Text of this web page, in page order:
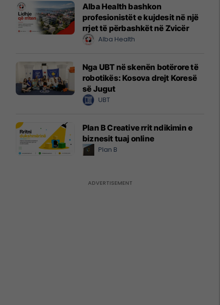
Alba Health bashkon
profesionistët e kujdesit në një
rrjet të përbashkët në Zvicër
Alba Health
Nga UBT në skenën botërore të
robotikës: Kosova drejt Koresë
së Jugut
UBT
Plan B Creative rrit ndikimin e
biznesit tuaj online
Plan B